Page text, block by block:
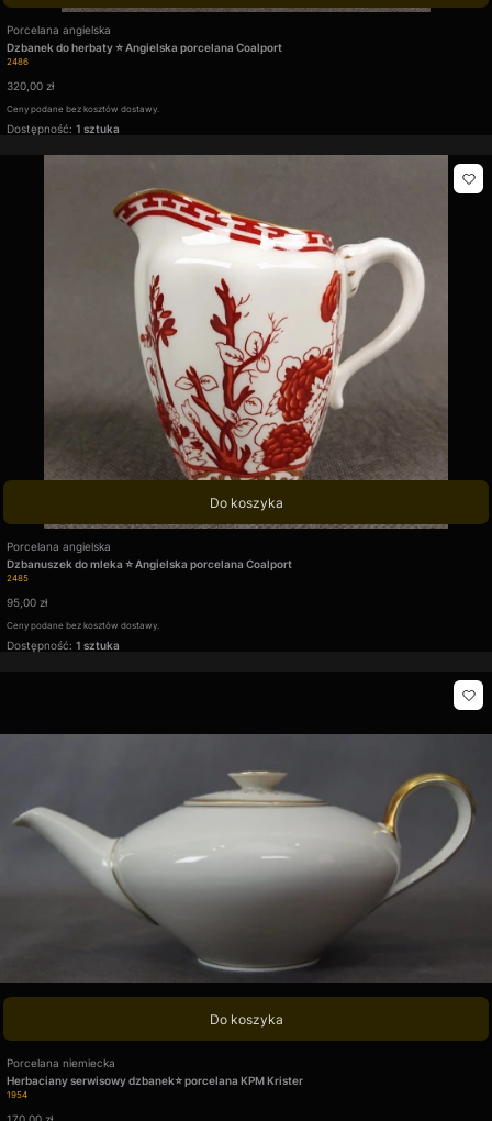
Kod produktu
2486
Dzbanek do herbaty ⭐ Angielska porcelana Coalport
Producent
Porcelana angielska
Cena
320,00 zł
Ceny podane bez kosztów dostawy.
Dostępność: 1 sztuka
Do koszyka
Kod produktu
2485
Dzbanuszek do mleka ⭐ Angielska porcelana Coalport
Producent
Porcelana angielska
Cena
95,00 zł
Ceny podane bez kosztów dostawy.
Dostępność: 1 sztuka
Do koszyka
Kod produktu
1954
Herbaciany serwisowy dzbanek⭐ porcelana KPM Krister
Producent
Porcelana niemiecka
Cena